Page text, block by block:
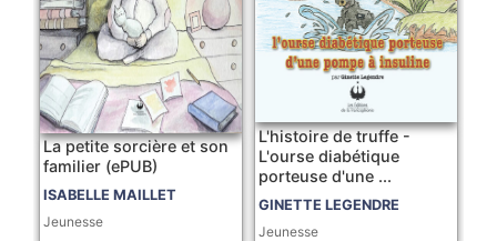
La petite sorcière et son
familier (ePUB)
ISABELLE MAILLET
Jeunesse
L'histoire de truffe -
L'ourse diabétique
porteuse d'une ...
GINETTE LEGENDRE
Jeunesse